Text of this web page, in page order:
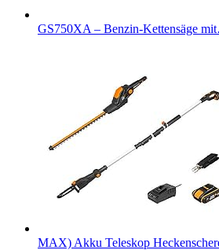
GS750XA – Benzin-Kettensäge
MAX) Akku Teleskop